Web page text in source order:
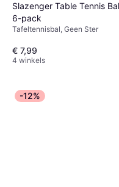
Slazenger Table Tennis
6-pack
Tafeltennisbal, Geen Ster
€ 7,99
4 winkels
-12%